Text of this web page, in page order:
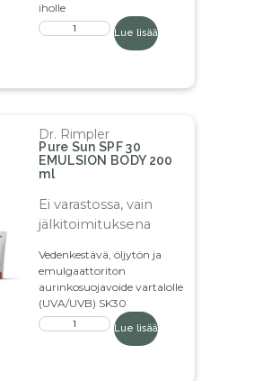
iholle
Lue lisää
Dr. Rimpler
Pure Sun SPF 30
EMULSION BODY 200
ml
Ei varastossa, vain
jälkitoimituksena
Vedenkestävä, öljytön ja
emulgaattoriton
aurinkosuojavoide vartalolle
(UVA/UVB) SK30
Lue lisää